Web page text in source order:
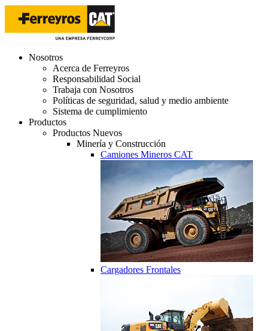
Nosotros
Acerca de Ferreyros
Responsabilidad Social
Trabaja con Nosotros
Políticas de seguridad, salud y medio ambiente
Sistema de cumplimiento
Productos
Productos Nuevos
Minería y Construcción
Camiones Mineros CAT
Cargadores Frontales